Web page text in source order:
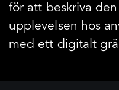
för att beskriva
upplevelsen hos
med ett digitalt